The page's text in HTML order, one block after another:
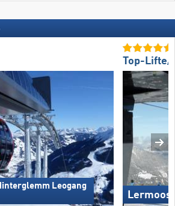
Leogang
Top-Lifte/
Lermoos